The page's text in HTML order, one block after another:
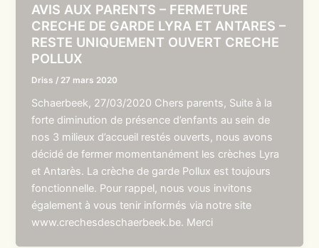
AVIS AUX PARENTS – FERMETURE
CRECHE DE GARDE LYRA ET ANTARES –
RESTE UNIQUEMENT OUVERT CRECHE
POLLUX
Driss / 27 mars 2020
Schaerbeek, 27/03/2020 Chers parents, Suite à la
forte diminution de présence d’enfants au sein de
nos 3 milieux d’accueil restés ouverts, nous avons
décidé de fermer momentanément les crèches Lyra
et Antarès. La crèche de garde Pollux est toujours
fonctionnelle. Pour rappel, nous vous invitons
également à vous tenir informés via notre site
www.crechesdeschaerbeek.be. Merci